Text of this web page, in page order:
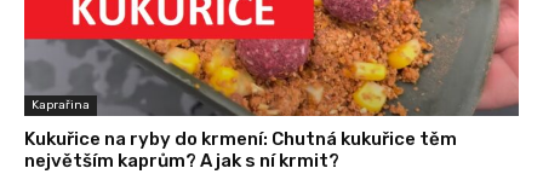
Kaprařina
Kukuřice na ryby do krmení: Chutná kukuřice těm
největším kaprům? A jak s ní krmit?